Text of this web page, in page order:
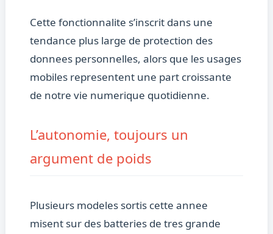
Cette fonctionnalite s’inscrit dans une
tendance plus large de protection des
donnees personnelles, alors que les usages
mobiles representent une part croissante
de notre vie numerique quotidienne.
L’autonomie, toujours un
argument de poids
Plusieurs modeles sortis cette annee
misent sur des batteries de tres grande